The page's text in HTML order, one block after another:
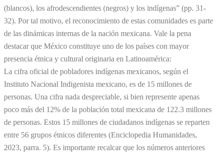
(blancos), los afrodescendientes (negros) y los indígenas” (pp. 31-
32). Por tal motivo, el reconocimiento de estas comunidades es parte
de las dinámicas internas de la nación mexicana. Vale la pena
destacar que México constituye uno de los países con mayor
presencia étnica y cultural originaria en Latinoamérica:
La cifra oficial de pobladores indígenas mexicanos, según el
Instituto Nacional Indigenista mexicano, es de 15 millones de
personas. Una cifra nada despreciable, si bien represente apenas
poco más del 12% de la población total mexicana de 122.3 millones
de personas. Estos 15 millones de ciudadanos indígenas se reparten
entre 56 grupos étnicos diferentes (Enciclopedia Humanidades,
2023, parra. 5). Es importante recalcar que los números anteriores